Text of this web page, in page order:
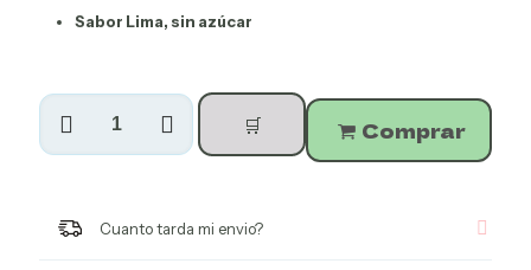
Sabor Lima, sin azúcar
Agua
CBD
Azúcar)
🛒 Comprar
Cuanto tarda mi envio?